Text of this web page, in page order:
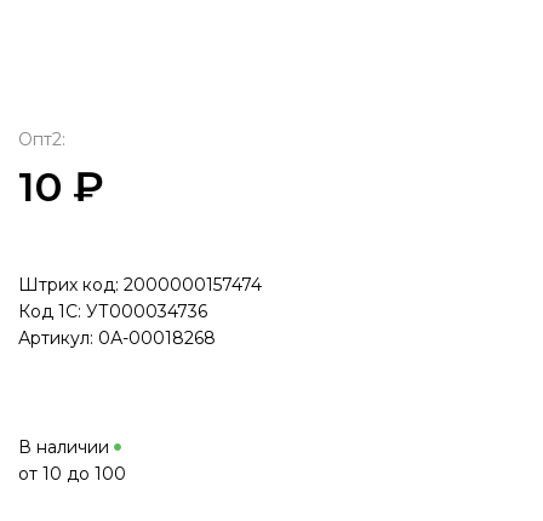
Опт2:
10 ₽
Штрих код: 2000000157474
Код 1С: УТ000034736
Артикул: 0А-00018268
В наличии
от 10 до 100